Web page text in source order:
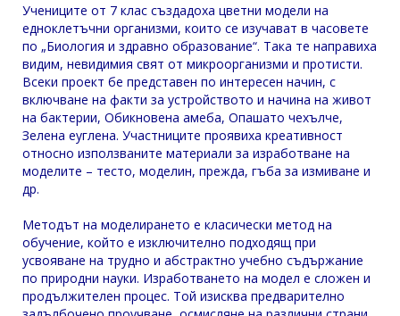
Учениците от 7 клас създадоха цветни модели на
едноклетъчни организми, които се изучават в часовете
по „Биология и здравно образование“. Така те направиха
видим, невидимия свят от микроорганизми и протисти.
Всеки проект бе представен по интересен начин, с
включване на факти за устройството и начина на живот
на бактерии, Обикновена амеба, Опашато чехълче,
Зелена еуглена. Участниците проявиха креативност
относно използваните материали за изработване на
моделите – тесто, моделин, прежда, гъба за измиване и
др.
Методът на моделирането е класически метод на
обучение, който е изключително подходящ при
усвояване на трудно и абстрактно учебно съдържание
по природни науки. Изработването на модел е сложен и
продължителен процес. Той изисква предварително